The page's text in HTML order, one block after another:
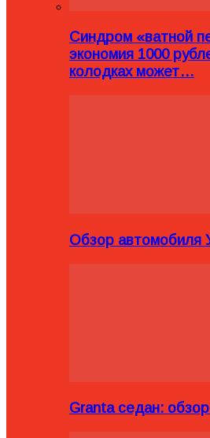
Синдром «ватной
экономия 1000
колодках может…
Обзор автомобиля
Granta седан: